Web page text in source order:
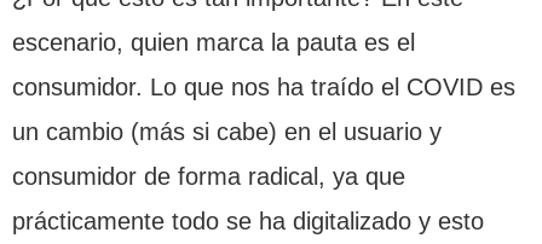
escenario, quien marca la pauta es el
consumidor. Lo que nos ha traído el COVID es
un cambio (más si cabe) en el usuario y
consumidor de forma radical, ya que
prácticamente todo se ha digitalizado y esto